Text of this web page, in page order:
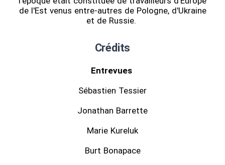
de l'Est venus entre-autres de Pologne, d'Ukraine
et de Russie.
Crédits
Entrevues
Sébastien Tessier
Jonathan Barrette
Marie Kureluk
Burt Bonapace